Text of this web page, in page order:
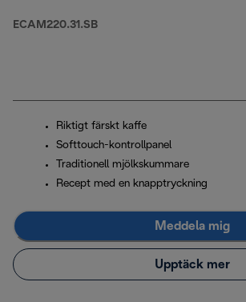
ECAM220.31.SB
Riktigt färskt kaffe
Softtouch-kontrollpanel
Traditionell mjölkskummare
Recept med en knapptryckning
Meddela mig
Upptäck mer